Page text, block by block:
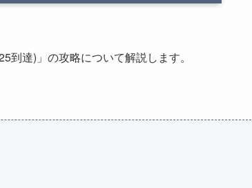
達)」の攻略について解説します。